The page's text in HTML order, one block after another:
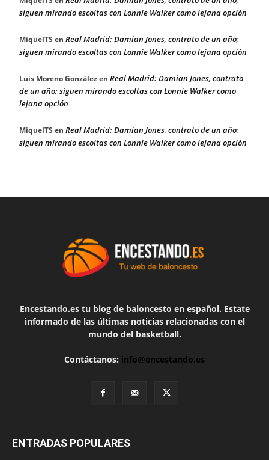
siguen mirando escoltas con Lonnie Walker como lejana opción
MiquelTS en Real Madrid: Damian Jones, contrato de un año;
siguen mirando escoltas con Lonnie Walker como lejana opción
Luis Moreno Gonzálezen Real Madrid: Damian Jones, contrato
de un año; siguen mirando escoltas con Lonnie Walker como
lejana opción
MiquelTS en Real Madrid: Damian Jones, contrato de un año;
siguen mirando escoltas con Lonnie Walker como lejana opción
Encestando.es tu blog de baloncesto en español. Estate
informado de las últimas noticias relacionadas con el
mundo del basketball.
Contáctanos: info@encestando.es
ENTRADAS POPULARES